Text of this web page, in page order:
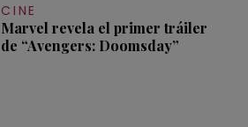
CINE
Marvel revela el primer tráiler
de “Avengers: Doomsday”